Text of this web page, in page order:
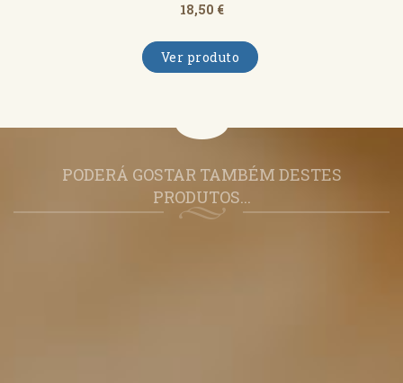
18,50 €
Ver produto
PODERÁ GOSTAR TAMBÉM DESTES
PRODUTOS...